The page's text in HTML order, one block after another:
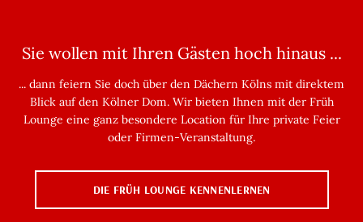
Sie wollen mit Ihren Gästen hoch hinaus ...
... dann feiern Sie doch über den Dächern Kölns mit direktem
Blick auf den Kölner Dom. Wir bieten Ihnen mit der Früh
Lounge eine ganz besondere Location für Ihre private Feier
oder Firmen-Veranstaltung.
DIE FRÜH LOUNGE KENNENLERNEN